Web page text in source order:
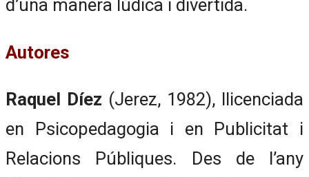
d’una manera lúdica i divertida.
Autores
Raquel Díez (Jerez, 1982), llicenciada
en Psicopedagogia i en Publicitat i
Relacions Públiques. Des de l’any